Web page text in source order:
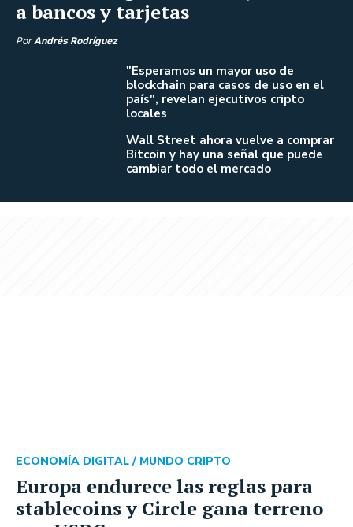
a bancos y tarjetas
PorAndrés Rodríguez
"Esperamos un mayor uso de
blockchain para casos de uso en el
país", revelan ejecutivos cripto
locales
Wall Street ahora vuelve a comprar
Bitcoin y hay una señal que puede
cambiar todo el mercado
Europa endurece las reglas para
stablecoins y Circle gana terreno
ECONOMÍA DIGITAL / MUNDO CRIPTO